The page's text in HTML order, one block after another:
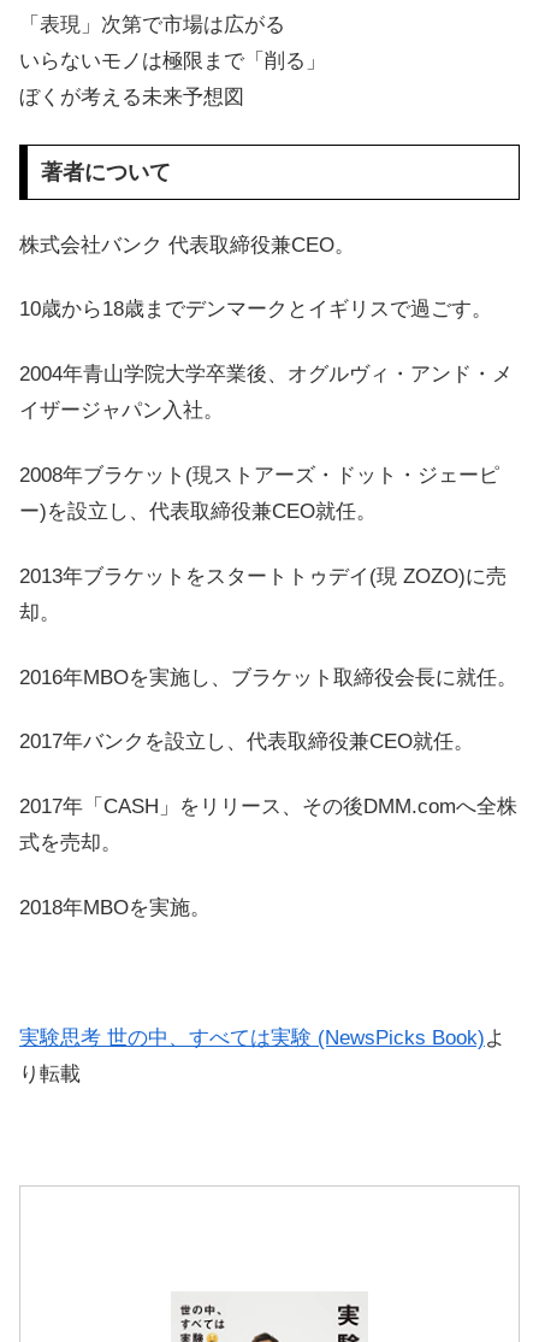
「表現」次第で市場は広がる
いらないモノは極限まで「削る」
ぼくが考える未来予想図
著者について
株式会社バンク 代表取締役兼CEO。
10歳から18歳までデンマークとイギリスで過ごす。
2004年青山学院大学卒業後、オグルヴィ・アンド・メ
イザージャパン入社。
2008年ブラケット(現ストアーズ・ドット・ジェーピ
ー)を設立し、代表取締役兼CEO就任。
2013年ブラケットをスタートトゥデイ(現 ZOZO)に売
却。
2016年MBOを実施し、ブラケット取締役会長に就任。
2017年バンクを設立し、代表取締役兼CEO就任。
2017年「CASH」をリリース、その後DMM.comへ全株
式を売却。
2018年MBOを実施。
実験思考 世の中、すべては実験 (NewsPicks Book)よ
り転載